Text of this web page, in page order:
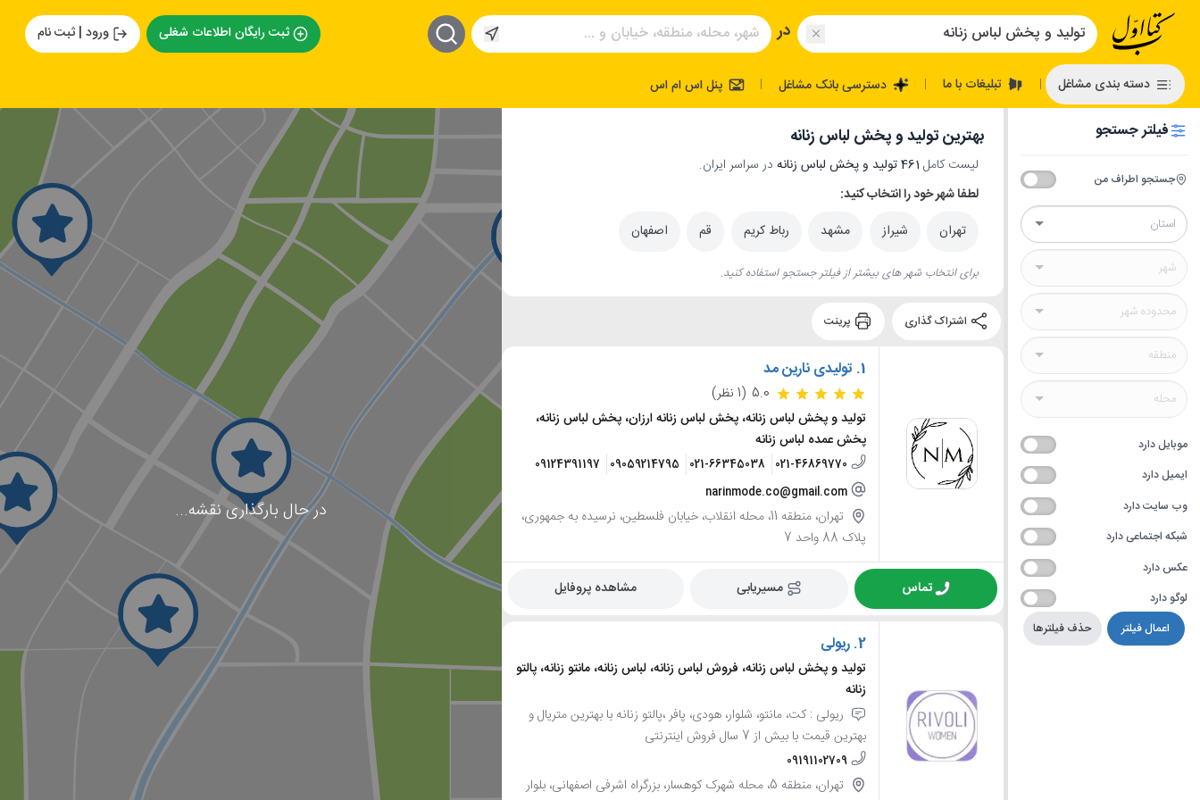
در ثبت رایگان اطلاعات شغلی ورود | ثبت نام
دسته بندی مشاغل | تبلیغات با ما | دسترسی بانک مشاغل | پنل اس ام اس
فیلتر جستجو
جستجو اطراف من
موبایل دارد
ایمیل دارد
وب سایت دارد
شبکه اجتماعی دارد
عکس دارد
لوگو دارد
حذف فیلترها
اعمال فیلتر
بهترین تولید و پخش لباس زنانه
لیست کامل 461 تولید و پخش لباس زنانه
در سراسر ایران.
لطفا شهر خود را انتخاب کنید:
تهران
شیراز مشهد رباط کریم قم اصفهان
برای انتخاب شهر های بیشتر از فیلتر جستجو استفاده کنید.
1. تولیدی نارین مد
5.0 (1 نظر)
تولید و پخش لباس زنانه، پخش لباس زنانه ارزان، پخش لباس زنانه،
پخش عمده لباس زنانه
021-46869770
021-66345038
09059214795
09124391197
narinmode.co@gmail.com
تهران، منطقه 11، محله انقلاب، خیابان فلسطین، نرسیده به جمهوری،
پلاک 88 واحد 7
تماس مسیریابی مشاهده پروفایل
2. ریولی
تولید و پخش لباس زنانه، فروش لباس زنانه، لباس زنانه، مانتو زنانه، پالتو
زنانه
ریولی : کت، مانتو، شلوار، هودی، پافر ،پالتو زنانه با بهترین متریال و
بهترین قیمت با بیش از 7 سال فروش اینترنتی
09191102709
تهران، منطقه 5، محله شهرک کوهسار، بزرگراه اشرفی اصفهانی، بلوار
در حال بارگذاری نقشه...